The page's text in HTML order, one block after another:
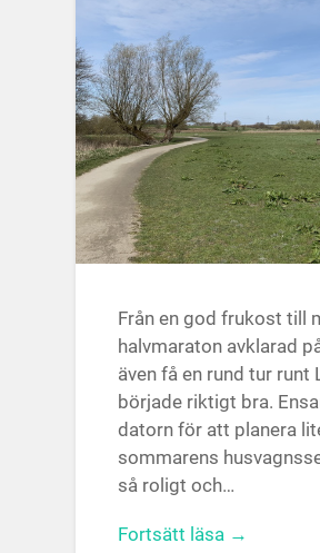
Från en god frukost till
halvmaraton avklarad
även få en rund tur runt
började riktigt bra.
datorn för att planera
sommarens
så roligt och…
Fortsätt läsa →